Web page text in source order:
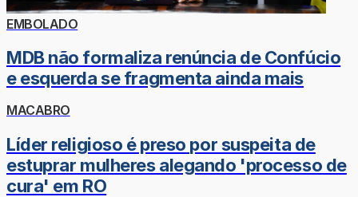
EMBOLADO
MDB não formaliza renúncia de Confúcio
e esquerda se fragmenta ainda mais
MACABRO
Líder religioso é preso por suspeita de
estuprar mulheres alegando 'processo de
cura' em RO